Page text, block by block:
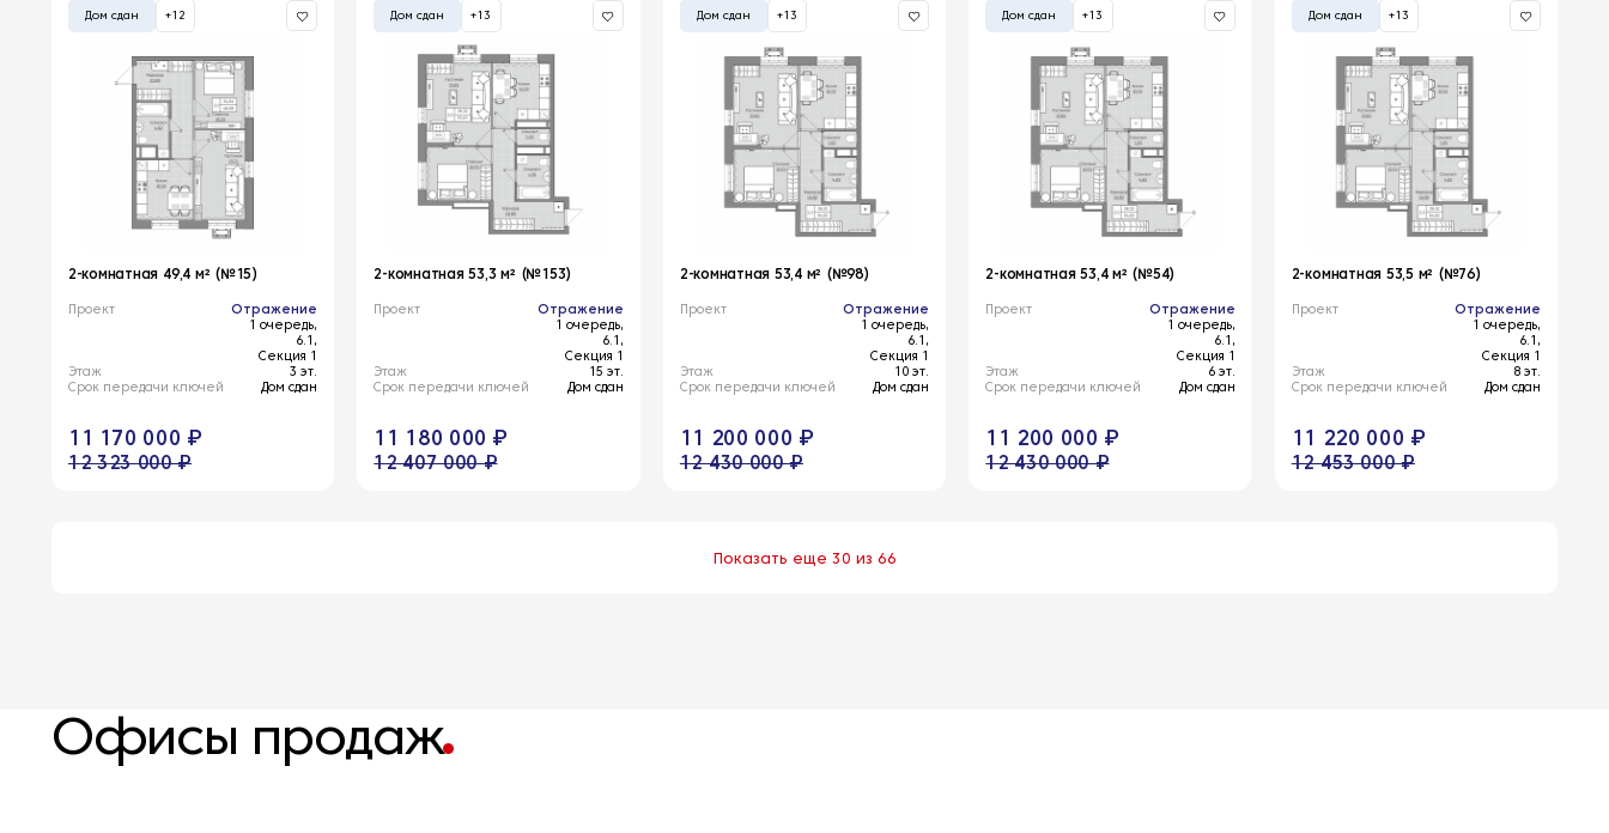
Дом сдан +12
2-комнатная 49,4 м² (№15)
Проект
Отражение
1 очередь,
6.1,
Секция 1
Этаж
3 эт.
Срок передачи ключей
Дом сдан
11 170 000 ₽
12 323 000 ₽
Дом сдан +13
2-комнатная 53,3 м² (№153)
Проект
Отражение
1 очередь,
6.1,
Секция 1
Этаж
15 эт.
Срок передачи ключей
Дом сдан
11 180 000 ₽
12 407 000 ₽
Дом сдан +13
2-комнатная 53,4 м² (№98)
Проект
Отражение
1 очередь,
6.1,
Секция 1
Этаж
10 эт.
Срок передачи ключей
Дом сдан
11 200 000 ₽
12 430 000 ₽
Дом сдан +13
2-комнатная 53,4 м² (№54)
Проект
Отражение
1 очередь,
6.1,
Секция 1
Этаж
6 эт.
Срок передачи ключей
Дом сдан
11 200 000 ₽
12 430 000 ₽
Дом сдан +13
2-комнатная 53,5 м² (№76)
Проект
Отражение
1 очередь,
6.1,
Секция 1
Этаж
8 эт.
Срок передачи ключей
Дом сдан
11 220 000 ₽
12 453 000 ₽
Показать еще 30 из 66
Офисы продаж